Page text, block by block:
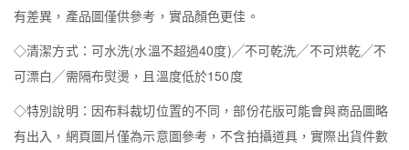
有差異，產品圖僅供參考，實品顏色更佳。
◇清潔方式：可水洗(水溫不超過40度)╱不可乾洗╱不可烘乾╱不
可漂白╱需隔布熨燙，且溫度低於150度
◇特別說明：因布料裁切位置的不同，部份花版可能會與商品圖略
有出入，網頁圖片僅為示意圖參考，不含拍攝道具，實際出貨件數